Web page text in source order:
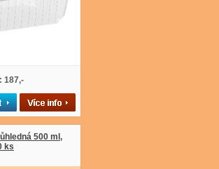
187,-
500 ml,
ks